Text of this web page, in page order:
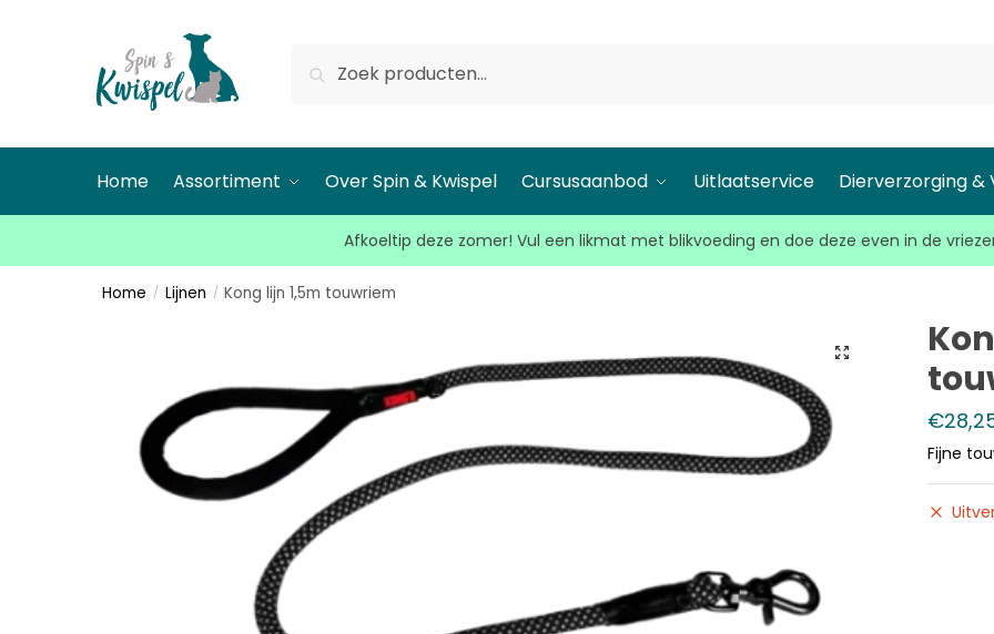
Home Assortiment Over Spin & Kwispel Cursusaanbod Uitlaatservice Dierverzorging &
Afkoeltip deze zomer! Vul een likmat met blikvoeding en doe deze even in de
Home / Lijnen / Kong lijn 1,5m touwriem
€
Fijne